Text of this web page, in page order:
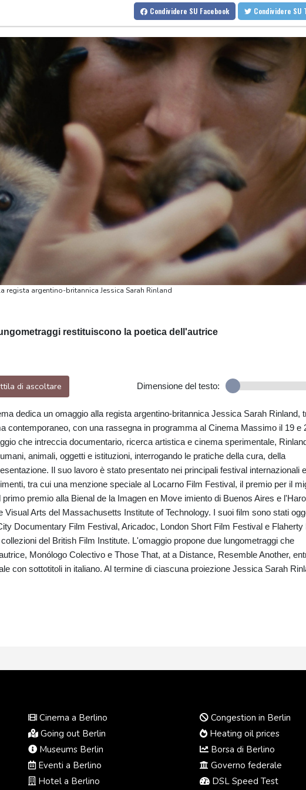
Protesta contro la legge sulla proprietà davanti al
Sanchez presiederà una riunione in videocall sulla crisi a
Sanchez presiederà una riunione in videocall sulla crisi a Ceuta
Condividere SU Facebook Condividere
regista argentino-britannica Jessica Sarah Rinland
restituiscono la poetica dell'autrice
di ascoltare Dimensione del testo:
dedica un omaggio alla regista argentino-britannica Jessica Sarah Rinland,
contemporaneo, con una rassegna in programma al Cinema Massimo il 19 e
che intreccia documentario, ricerca artistica e cinema sperimentale,
animali, oggetti e istituzioni, interrogando le pratiche della cura, della
Il suo lavoro è stato presentato nei principali festival internazionali
tra cui una menzione speciale al Locarno Film Festival, il premio per il
premio alla Bienal de la Imagen en Move imiento di Buenos Aires e
Visual Arts del Massachusetts Institute of Technology. I suoi film sono stati
Documentary Film Festival, Aricadoc, London Short Film Festival e Flaherty
del British Film Institute. L'omaggio propone due lungometraggi che
Monólogo Colectivo e Those That, at a Distance, Resemble Another,
con sottotitoli in italiano. Al termine di ciascuna proiezione Jessica Sarah
Cinema a Berlino
Going out Berlin
Museums Berlin
Eventi a Berlino
Hotel a Berlino
Congestion in Berlin
Heating oil prices
Borsa di Berlino
Governo federale
DSL Speed Test